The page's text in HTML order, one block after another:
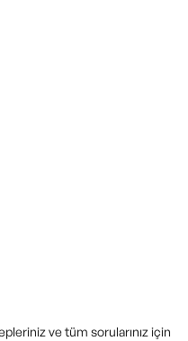
ve tüm sorularınız için